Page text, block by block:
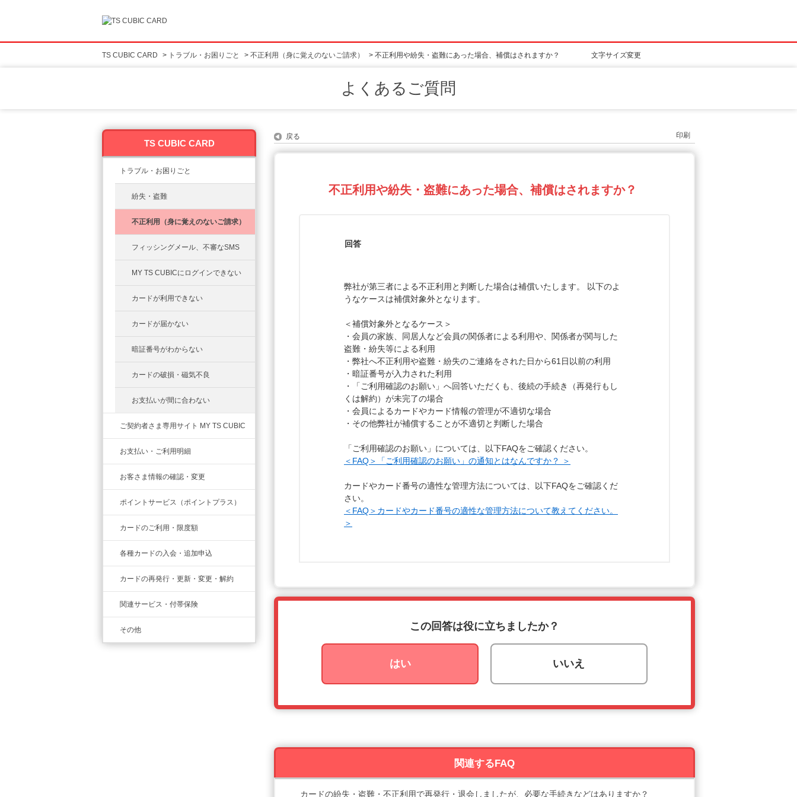
文字サイズ変更
TS CUBIC CARD > トラブル・お困りごと > 不正利用（身に覚えのないご請求） > 不正利用や紛失・盗難にあった場合、補償はされますか？
TS CUBIC CARD
トラブル・お困りごと
紛失・盗難
不正利用（身に覚えのないご請求）
フィッシングメール、不審なSMS
MY TS CUBICにログインできない
カードが利用できない
カードが届かない
暗証番号がわからない
カードの破損・磁気不良
お支払いが間に合わない
ご契約者さま専用サイト MY TS CUBIC
お支払い・ご利用明細
お客さま情報の確認・変更
ポイントサービス（ポイントプラス）
カードのご利用・限度額
各種カードの入会・追加申込
カードの再発行・更新・変更・解約
関連サービス・付帯保険
その他
よくあるご質問
戻る 印刷
不正利用や紛失・盗難にあった場合、補償はされますか？
回答
弊社が第三者による不正利用と判断した場合は補償いたします。 以下のよ
うなケースは補償対象外となります。
＜補償対象外となるケース＞
・会員の家族、同居人など会員の関係者による利用や、関係者が関与した
盗難・紛失等による利用
・弊社へ不正利用や盗難・紛失のご連絡をされた日から61日以前の利用
・暗証番号が入力された利用
・「ご利用確認のお願い」へ回答いただくも、後続の手続き（再発行もし
くは解約）が未完了の場合
・会員によるカードやカード情報の管理が不適切な場合
・その他弊社が補償することが不適切と判断した場合
「ご利用確認のお願い」については、以下FAQをご確認ください。
＜FAQ＞「ご利用確認のお願い」の通知とはなんですか？ ＞
カードやカード番号の適性な管理方法については、以下FAQをご確認くだ
さい。
＜FAQ＞カードやカード番号の適性な管理方法について教えてください。
＞
この回答は役に立ちましたか？
はい いいえ
関連するFAQ
カードの紛失・盗難・不正利用で再発行・退会しましたが、必要な手続きなどはありますか？